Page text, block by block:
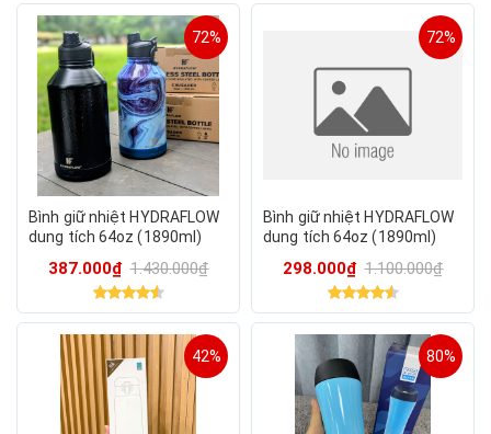
72%
Bình giữ nhiệt HYDRAFLOW
dung tích 64oz (1890ml)
387.000₫ 1.430.000₫
72%
Bình giữ nhiệt HYDRAFLOW
dung tích 64oz (1890ml)
298.000₫ 1.100.000₫
42% 80%